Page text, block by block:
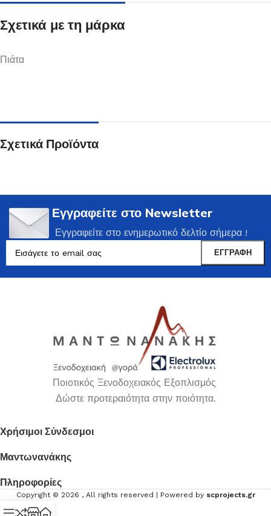
Σχετικά με τη μάρκα
Πιάτα
Σχετικά Προϊόντα
Εγγραφείτε στο Newsletter
Εγγραφείτε στο ενημερωτικό δελτίο σήμερα !
Ποιοτικός Ξενοδοχειακός Εξοπλισμός
Δώστε προτεραιότητα στην ποιότητα.
Χρήσιμοι Σύνδεσμοι
Μαντωνανάκης
Πληροφορίες
Copyright © 2026 , All rights reserved | Powered by scprojects.gr